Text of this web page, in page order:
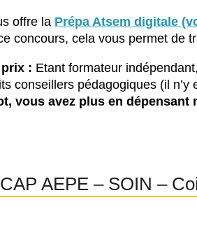
offre la Prépa Atsem digitale
concours, cela vous permet de
: Etant formateur
conseillers pédagogiques (il
vous avez plus en dépensant
AEPE – SOIN –